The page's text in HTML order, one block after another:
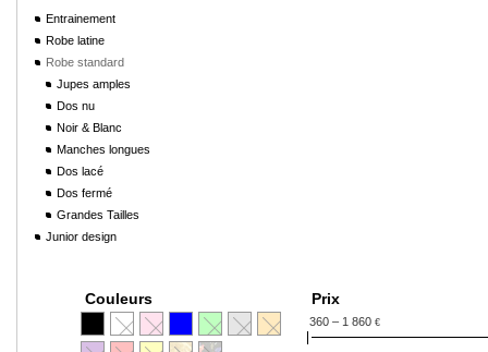
Entrainement
Robe latine
Robe standard
Jupes amples
Dos nu
Noir & Blanc
Manches longues
Dos lacé
Dos fermé
Grandes Tailles
Junior design
Couleurs Prix
360 – 1 860 €